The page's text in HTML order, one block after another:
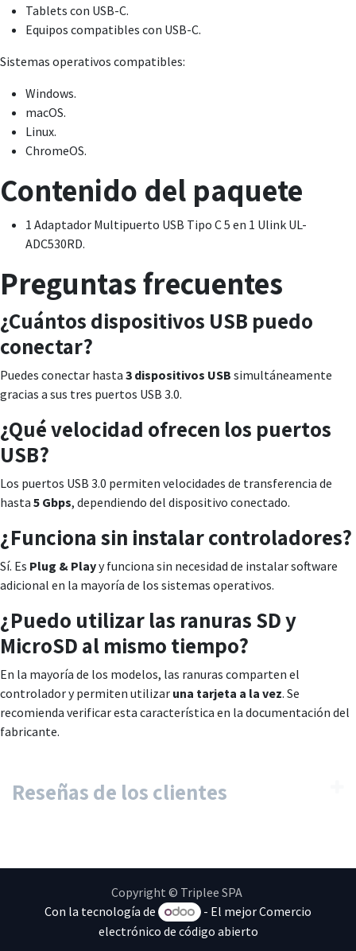
Tablets con USB-C.
Equipos compatibles con USB-C.
Sistemas operativos compatibles:
Windows.
macOS.
Linux.
ChromeOS.
Contenido del paquete
1 Adaptador Multipuerto USB Tipo C 5 en 1 Ulink UL-
ADC530RD.
Preguntas frecuentes
¿Cuántos dispositivos USB puedo
conectar?
Puedes conectar hasta 3 dispositivos USB simultáneamente
gracias a sus tres puertos USB 3.0.
¿Qué velocidad ofrecen los puertos
USB?
Los puertos USB 3.0 permiten velocidades de transferencia de
hasta 5 Gbps, dependiendo del dispositivo conectado.
¿Funciona sin instalar controladores?
Sí. Es Plug & Playy funciona sin necesidad de instalar software
adicional en la mayoría de los sistemas operativos.
¿Puedo utilizar las ranuras SD y
MicroSD al mismo tiempo?
En la mayoría de los modelos, las ranuras comparten el
controlador y permiten utilizar una tarjeta a la vez. Se
recomienda verificar esta característica en la documentación del
fabricante.
Reseñas de los clientes
Copyright © Triplee SPA
Con la tecnología de
- El mejorComercio
electrónico de código abierto